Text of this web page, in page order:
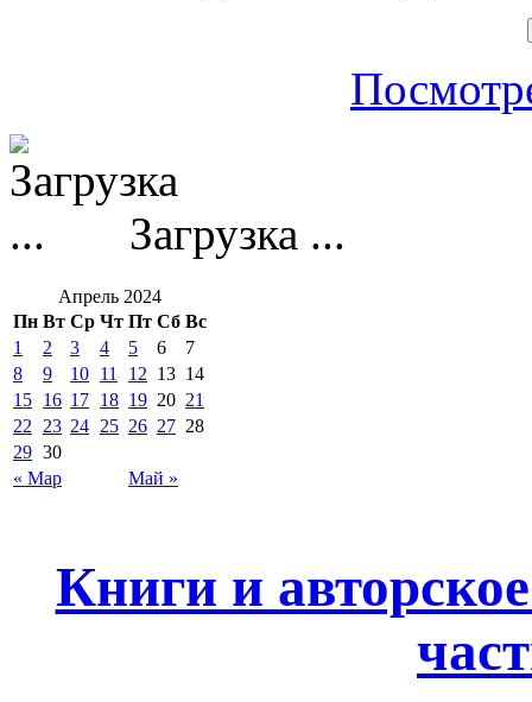
Загрузка ...
Апрель 2024
Пн Вт Ср Чт Пт Сб Вс
« Мар Май »
1 2 3 4 5 6
7
8
9 10 11 12 13 14
15 16 17 18 19 20 21
22
23 24 25 26 27 28
29 30
Книги и